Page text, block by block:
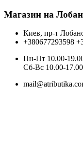
Магазин на
Киев, пр-т
+380677293598
Пн-Пт 10.00-
Cб-Вс 10.00-17.00